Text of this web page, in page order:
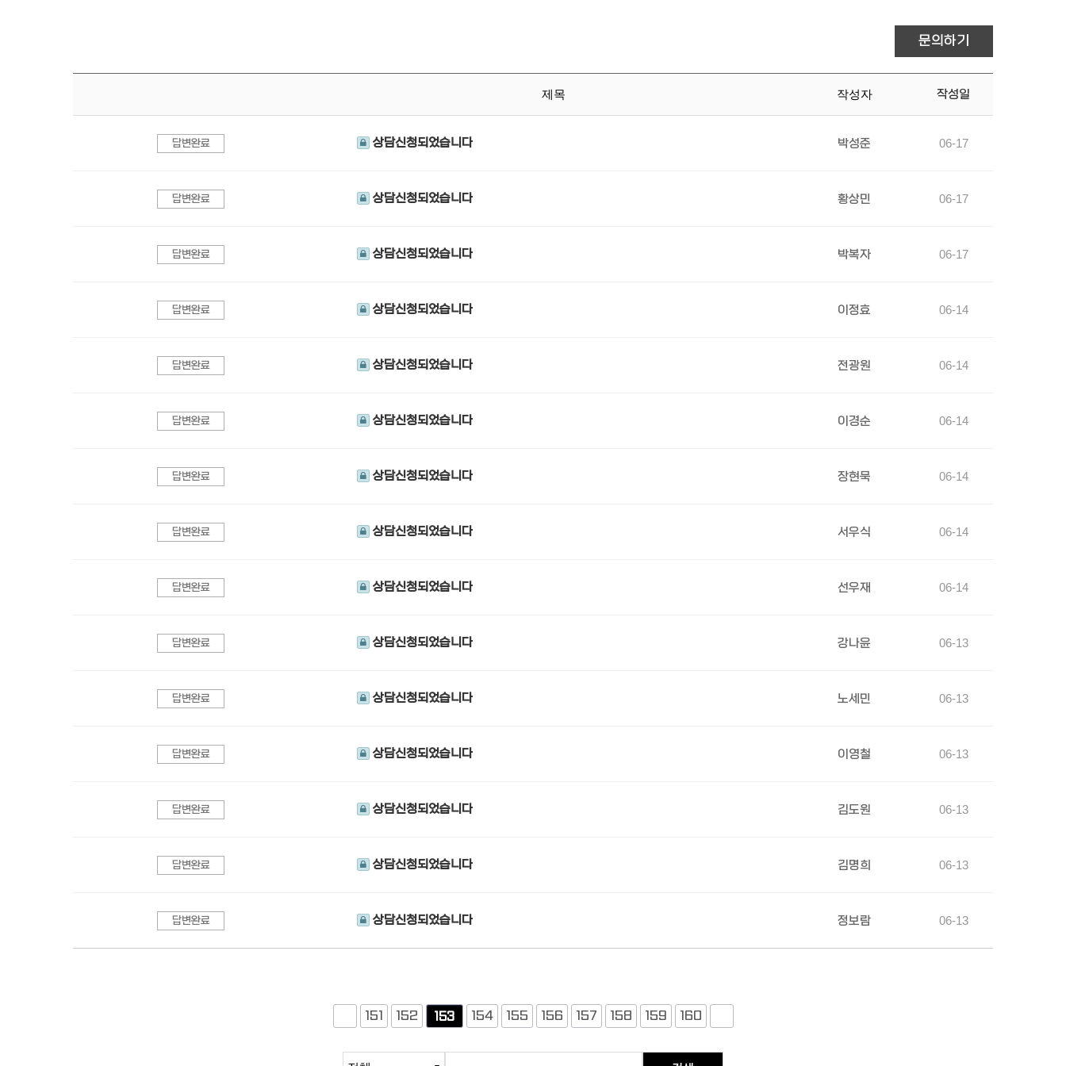
문의하기
제목 작성자 작성일
답변완료 상담신청되었습니다 박성준 06-17
답변완료 상담신청되었습니다 황상민 06-17
답변완료 상담신청되었습니다 박복자 06-17
답변완료 상담신청되었습니다 이정효 06-14
답변완료 상담신청되었습니다 전광원 06-14
답변완료 상담신청되었습니다 이경순 06-14
답변완료 상담신청되었습니다 장현묵 06-14
답변완료 상담신청되었습니다 서우식 06-14
답변완료 상담신청되었습니다 선우재 06-14
답변완료 상담신청되었습니다 강나윤 06-13
답변완료 상담신청되었습니다 노세민 06-13
답변완료 상담신청되었습니다 이영철 06-13
답변완료 상담신청되었습니다 김도원 06-13
답변완료 상담신청되었습니다 김명희 06-13
답변완료 상담신청되었습니다 정보람 06-13
151 152 153 154 155 156 157 158 159 160